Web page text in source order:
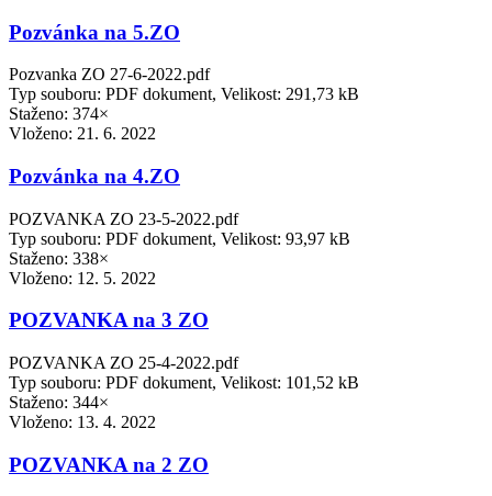
Pozvánka na 5.ZO
Pozvanka ZO 27-6-2022.pdf
Typ souboru: PDF dokument, Velikost: 291,73 kB
Staženo: 374×
Vloženo: 21. 6. 2022
Pozvánka na 4.ZO
POZVANKA ZO 23-5-2022.pdf
Typ souboru: PDF dokument, Velikost: 93,97 kB
Staženo: 338×
Vloženo: 12. 5. 2022
POZVANKA na 3 ZO
POZVANKA ZO 25-4-2022.pdf
Typ souboru: PDF dokument, Velikost: 101,52 kB
Staženo: 344×
Vloženo: 13. 4. 2022
POZVANKA na 2 ZO